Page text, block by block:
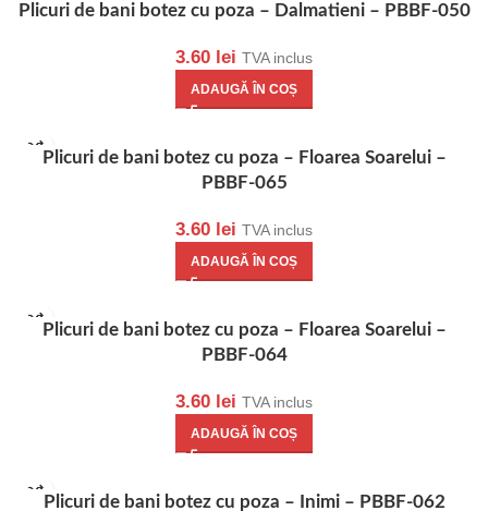
Plicuri de bani botez cu poza – Dalmatieni – PBBF-050
3.60 lei TVA inclus
ADAUGĂ ÎN COȘ
Plicuri de bani botez cu poza – Floarea Soarelui –
PBBF-065
3.60 lei TVA inclus
ADAUGĂ ÎN COȘ
Plicuri de bani botez cu poza – Floarea Soarelui –
PBBF-064
3.60 lei TVA inclus
ADAUGĂ ÎN COȘ
Plicuri de bani botez cu poza – Inimi – PBBF-062